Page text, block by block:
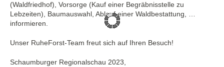
(Waldfriedhof), Vorsorge (Kauf einer Begräbnisstelle zu
Lebzeiten), Baumauswahl, Ablauf einer Waldbestattung, …
informieren.
Unser RuheForst-Team freut sich auf Ihren Besuch!
Schaumburger Regionalschau 2023,